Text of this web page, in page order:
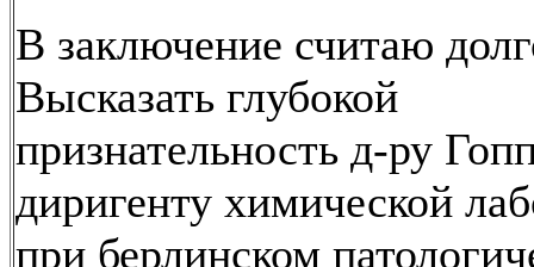
В заключение считаю
Высказать глубокой
признательность д-ру
диригенту химической
при берлинском